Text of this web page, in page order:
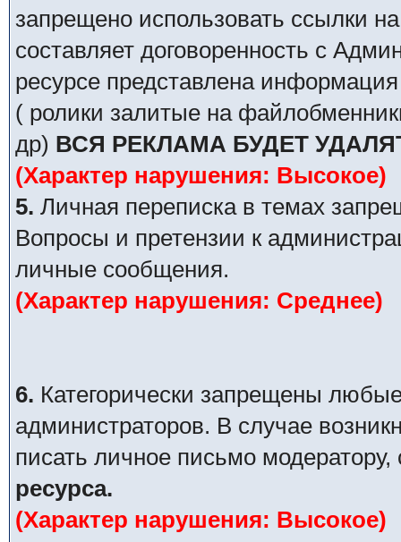
запрещено использовать ссылки
составляет договоренность с
ресурсе представлена
( ролики залитые на
др) ВСЯ РЕКЛАМА БУДЕТ
(Характер нарушения: Высокое)
5. Личная переписка в темах
Вопросы и претензии к
личные сообщения.
(Характер нарушения: Среднее)
6. Категорически запрещены
администраторов. В случае
писать личное письмо
ресурса.
(Характер нарушения: Высокое)